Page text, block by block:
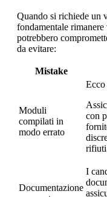
Quando si richiede un
fondamentale
potrebbero
da evitare:
Mistake
Moduli
compilati in
modo errato
Ecco
con
Documentazione
I